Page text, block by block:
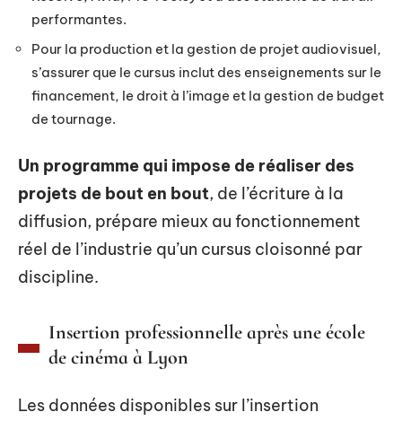
performantes.
Pour la production et la gestion de projet audiovisuel,
s’assurer que le cursus inclut des enseignements sur le
financement, le droit à l’image et la gestion de budget
de tournage.
Un programme qui impose de réaliser des
projets de bout en bout, de l’écriture à la
diffusion, prépare mieux au fonctionnement
réel de l’industrie qu’un cursus cloisonné par
discipline.
Insertion professionnelle après une école
de cinéma à Lyon
Les données disponibles sur l’insertion